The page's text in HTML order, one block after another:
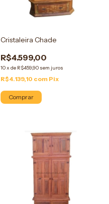
Cristaleira Chade
R$4.599,00
10x de R$459,90 sem juros
R$4.139,10 com Pix
Comprar